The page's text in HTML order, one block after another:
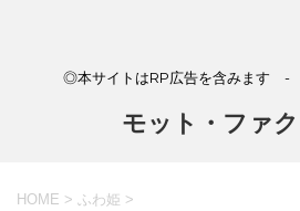
◎本サイトはRP広告を含みます
モット・ファ
HOME > ふわ姫 >